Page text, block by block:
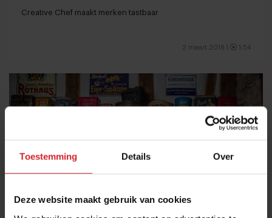
Toestemming Details Over
Deze website maakt gebruik van cookies
Creative Chef maakt merken tastbaar
2 maart 2018 1:54